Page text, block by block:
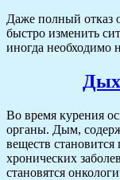
Даже полный отказ
быстро изменить
иногда необходимо
Во время курения
органы. Дым,
веществ
хронических
становятся